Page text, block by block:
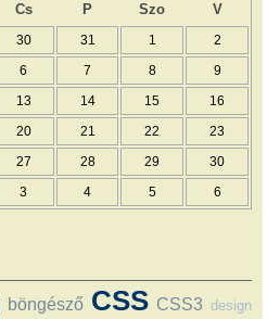
Cs P Szo V
30 31 1 2
6 7 8 9
13 14 15 16
20 21 22 23
27 28 29 30
3 4 5 6
böngésző CSS CSS3 design